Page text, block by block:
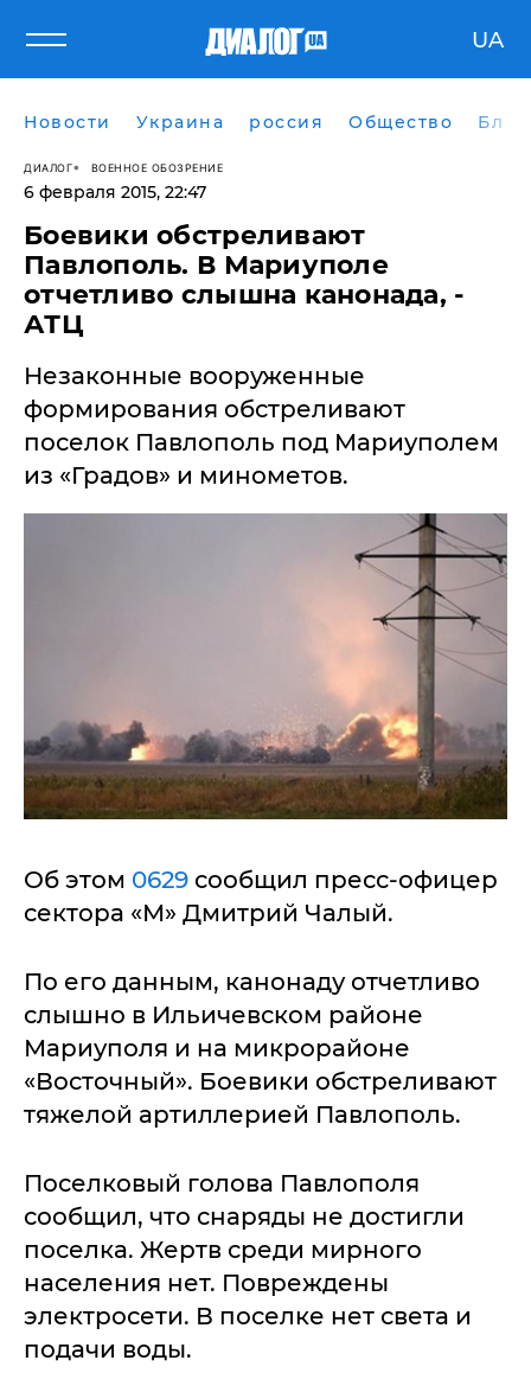
UA
Новости Украина россия Общество
ДИАЛОГ ВОЕННОЕ ОБОЗРЕНИЕ
6 февраля 2015, 22:47
Боевики обстреливают
Павлополь. В Мариуполе
отчетливо слышна канонада, -
АТЦ
Незаконные вооруженные
формирования обстреливают
поселок Павлополь под Мариуполем
из «Градов» и минометов.
Об этом 0629 сообщил пресс-офицер
сектора «М» Дмитрий Чалый.
По его данным, канонаду отчетливо
слышно в Ильичевском районе
Мариуполя и на микрорайоне
«Восточный». Боевики обстреливают
тяжелой артиллерией Павлополь.
Поселковый голова Павлополя
сообщил, что снаряды не достигли
поселка. Жертв среди мирного
населения нет. Повреждены
электросети. В поселке нет света и
подачи воды.